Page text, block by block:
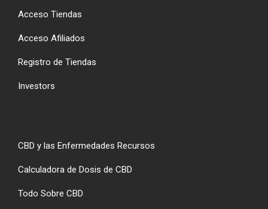
Acceso Tiendas
Acceso Afiliados
Registro de Tiendas
Investors
CBD y las Enfermedades Recursos
Calculadora de Dosis de CBD
Todo Sobre CBD